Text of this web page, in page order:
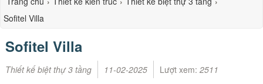
Sofitel Villa
Sofitel Villa
Thiết kế biệt thự 3 tầng 11-02-2025 Lượt xem: 2511